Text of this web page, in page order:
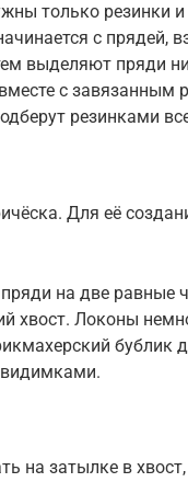
только резинки
с прядей,
выделяют пряди
с
резинками
Для её
на две равные
хвост. Локоны
бублик
на затылке в